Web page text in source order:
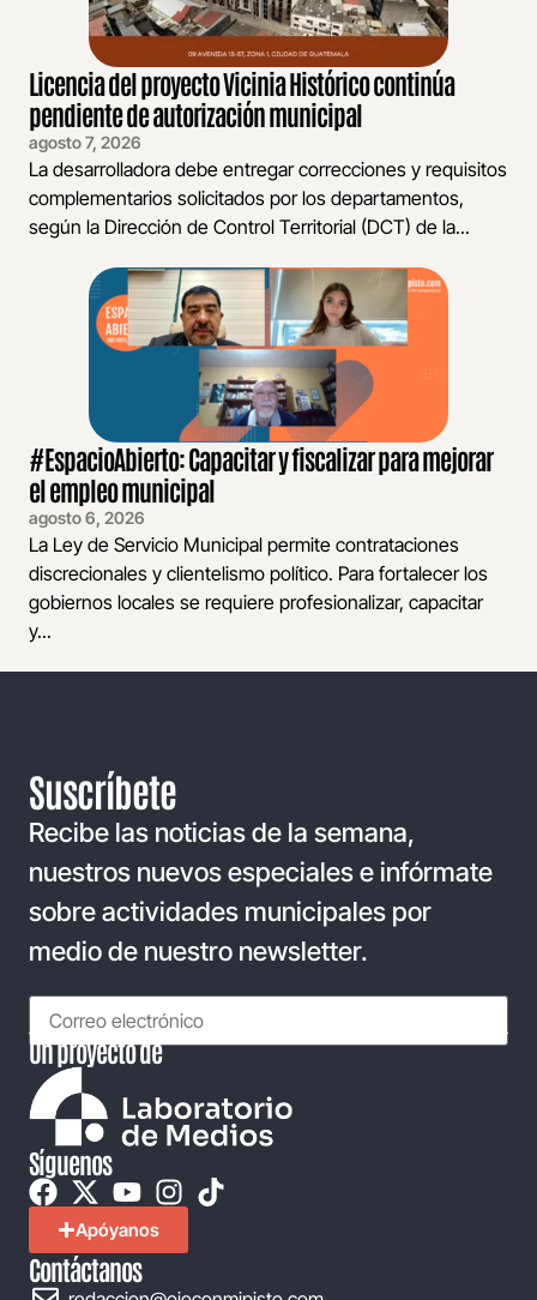
Licencia del proyecto Vicinia Histórico continúa
pendiente de autorización municipal
agosto 7, 2026
La desarrolladora debe entregar correcciones y requisitos
complementarios solicitados por los departamentos,
según la Dirección de Control Territorial (DCT) de la...
#EspacioAbierto: Capacitar y fiscalizar para mejorar
el empleo municipal
agosto 6, 2026
La Ley de Servicio Municipal permite contrataciones
discrecionales y clientelismo político. Para fortalecer los
gobiernos locales se requiere profesionalizar, capacitar
y...
Suscríbete
Recibe las noticias de la semana,
nuestros nuevos especiales e infórmate
sobre actividades municipales por
medio de nuestro newsletter.
Un proyecto de
Síguenos
Apóyanos
Contáctanos